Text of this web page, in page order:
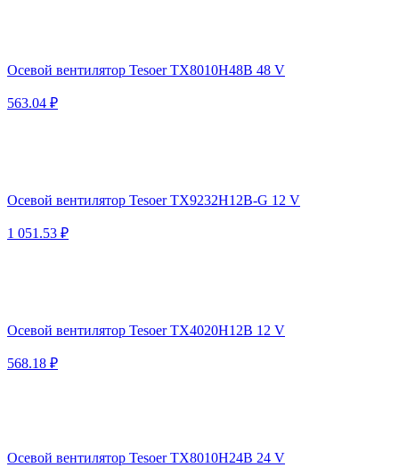
Осевой вентилятор Tesoer TX8010H48B 48 V
563.04 ₽
Осевой вентилятор Tesoer TX9232H12B-G 12 V
1 051.53 ₽
Осевой вентилятор Tesoer TX4020H12B 12 V
568.18 ₽
Осевой вентилятор Tesoer TX8010H24B 24 V